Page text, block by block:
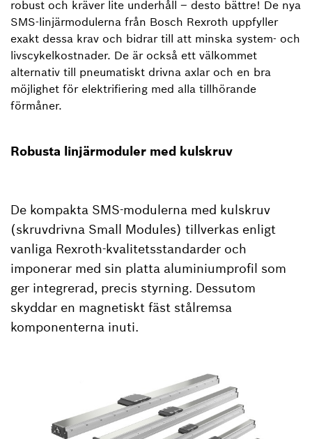
robust och kräver lite underhåll – desto bättre! De nya
SMS-linjärmodulerna från Bosch Rexroth uppfyller
exakt dessa krav och bidrar till att minska system- och
livscykelkostnader. De är också ett välkommet
alternativ till pneumatiskt drivna axlar och en bra
möjlighet för elektrifiering med alla tillhörande
förmåner.
Robusta linjärmoduler med kulskruv
De kompakta SMS-modulerna med kulskruv
(skruvdrivna Small Modules) tillverkas enligt
vanliga Rexroth-kvalitetsstandarder och
imponerar med sin platta aluminiumprofil som
ger integrerad, precis styrning. Dessutom
skyddar en magnetiskt fäst stålremsa
komponenterna inuti.